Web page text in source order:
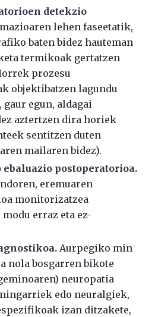
detekzio
lehen faseetatik,
baten bidez hauteman
termikoak gertatzen
prozesu
objektibatzen lagundu
gaur egun, aldagai
aztertzen dira horiek
sentitzen duten
mailaren bidez).
postoperatorioa.
eremuaren
monitorizatzea
erraz eta ez-
Aurpegiko min
nola bosgarren bikote
neuropatia
edo neuralgiek,
izan ditzakete,